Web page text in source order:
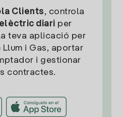
Clients, controla
diari per
teva aplicació per
i Gas, aportar
i gestionar
contractes.